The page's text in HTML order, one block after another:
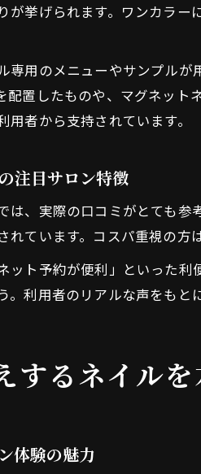
ネイルク
が挙げられます。ワンカラ
専用のメニューやサンプル
配置したものや、マグネッ
者から支持されています。
注目サロン特徴
、実際の口コミがとても参
れています。コスパ重視の
ット予約が便利」といった
利用者のリアルな声をもと
するネイル
体験の魅力